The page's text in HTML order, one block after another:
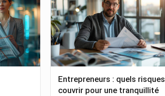
Entrepreneurs : quels risques
couvrir pour une tranquillité